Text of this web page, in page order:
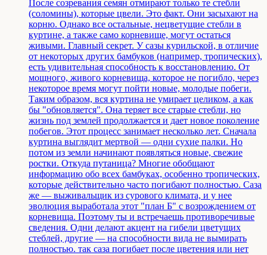
После созревания семян отмирают только те стебли
(соломины), которые цвели. Это факт. Они засыхают на
корню. Однако все остальные, нецветущие стебли в
куртине, а также само корневище, могут остаться
живыми. Главный секрет. У сазы курильской, в отличие
от некоторых других бамбуков (например, тропических),
есть удивительная способность к восстановлению. От
мощного, живого корневища, которое не погибло, через
некоторое время могут пойти новые, молодые побеги.
Таким образом, вся куртина не умирает целиком, а как
бы "обновляется". Она теряет все старые стебли, но
жизнь под землей продолжается и дает новое поколение
побегов. Этот процесс занимает несколько лет. Сначала
куртина выглядит мертвой — одни сухие палки. Но
потом из земли начинают появляться новые, свежие
ростки. Откуда путаница? Многие обобщают
информацию обо всех бамбуках, особенно тропических,
которые действительно часто погибают полностью. Саза
же — выживальщик из сурового климата, и у нее
эволюция выработала этот "план Б" с возрождением от
корневища. Поэтому ты и встречаешь противоречивые
сведения. Одни делают акцент на гибели цветущих
стеблей, другие — на способности вида не вымирать
полностью. так саза погибает после цветения или нет